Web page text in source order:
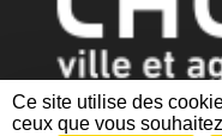
Ce site utilise des
ceux que vous
Mentions légales|Politique